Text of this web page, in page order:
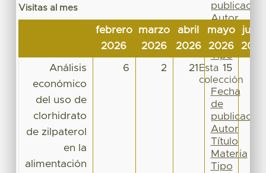
Visitas al mes
febrero
2026
marzo
2026
abril
2026
mayo
2026
junio
2026
Análisis
económico
del uso de
clorhidrato
de zilpaterol
en la
alimentación
6 2 21 15
publicación
Autor
Título
Materia
Tipo
Esta
colección
Fecha
de
publicación
Autor
Título
Materia
Tipo